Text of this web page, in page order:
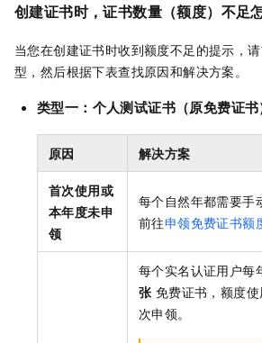
创建证书时，证书数量（额度）不足
当您在创建证书时收到额度不足的提示，
型，然后根据下表查找原因和解决方案。
类型一： 个人测试证书（原免费证书
原因 解决方案
首次使用或
本年度未申
领
每个自然年都需要手
前往申领免费证书额
每个实名认证用户
张免费证书，额度
次申领。